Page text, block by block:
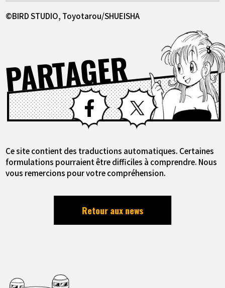
©BIRD STUDIO, Toyotarou/SHUEISHA
PARTAGERFacebook X
Ce site contient des traductions automatiques. Certaines
formulations pourraient être difficiles à comprendre. Nous
vous remercions pour votre compréhension.
Retour aux news